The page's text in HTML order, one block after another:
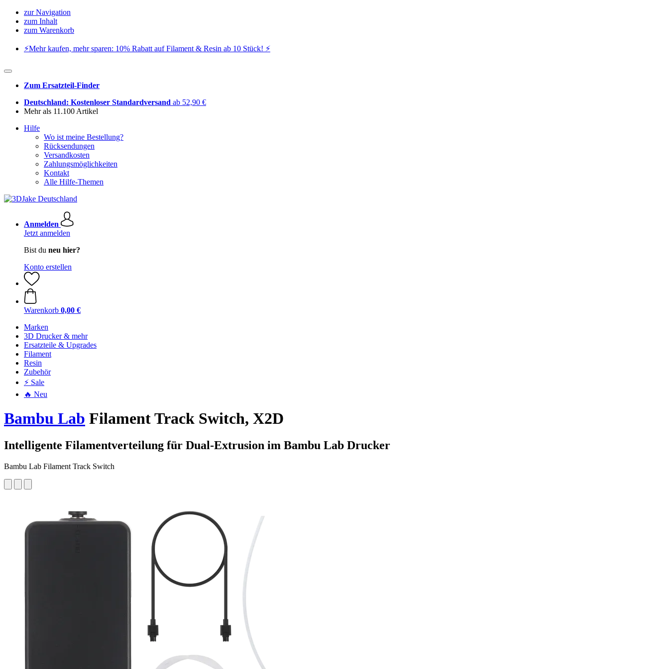
zur Navigation
zum Inhalt
zum Warenkorb
⚡️Mehr kaufen, mehr sparen: 10% Rabatt auf Filament & Resin ab 10 Stück! ⚡️
Zum Ersatzteil-Finder
Deutschland: Kostenloser Standardversand ab 52,90 €
Mehr als 11.100 Artikel
Hilfe
Wo ist meine Bestellung?
Rücksendungen
Versandkosten
Zahlungsmöglichkeiten
Kontakt
Alle Hilfe-Themen
Anmelden
Jetzt anmelden
Bist du neu hier?
Konto erstellen
Warenkorb 0,00 €
Marken
3D Drucker & mehr
Ersatzteile & Upgrades
Filament
Resin
Zubehör
⚡ Sale
🔥 Neu
Bambu Lab Filament Track Switch, X2D
Intelligente Filamentverteilung für Dual-Extrusion im Bambu Lab Drucker
Bambu Lab Filament Track Switch